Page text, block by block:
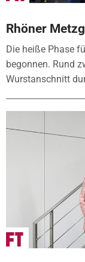
Rhöner
Die heiße Phase
begonnen. Rund
Wurstanschnitt